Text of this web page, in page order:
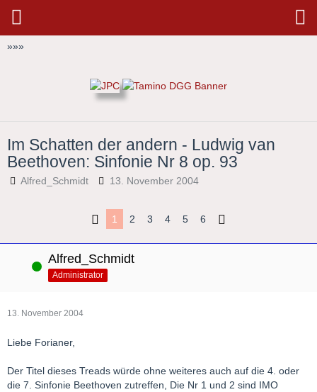
»»»
Im Schatten der andern - Ludwig van
Beethoven: Sinfonie Nr 8 op. 93
Alfred_Schmidt 13. November 2004
1 2 3 4 5 6
Online Alfred_Schmidt
Administrator
13. November 2004
Liebe Forianer,
Der Titel dieses Treads würde ohne weiteres auch auf die 4. oder
die 7. Sinfonie Beethoven zutreffen, Die Nr 1 und 2 sind IMO